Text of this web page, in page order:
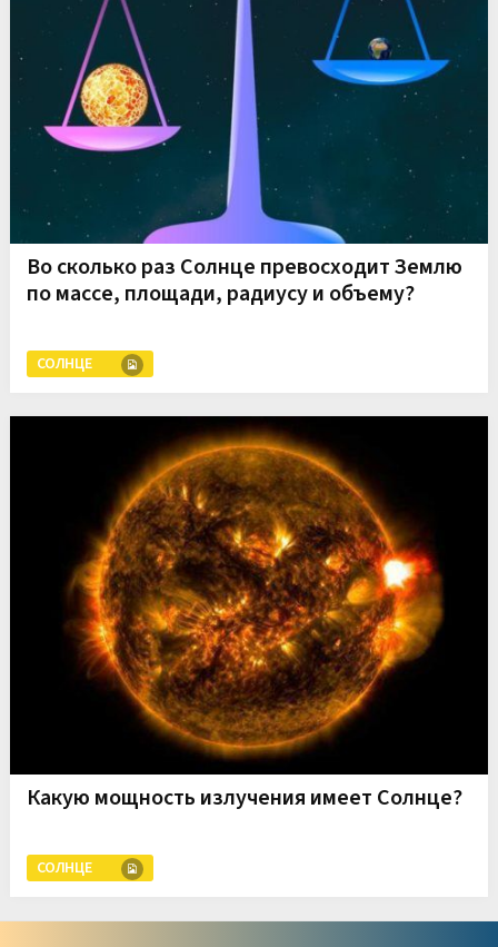
Во сколько раз Солнце превосходит Землю
по массе, площади, радиусу и объему?
СОЛНЦЕ
Какую мощность излучения имеет Солнце?
СОЛНЦЕ